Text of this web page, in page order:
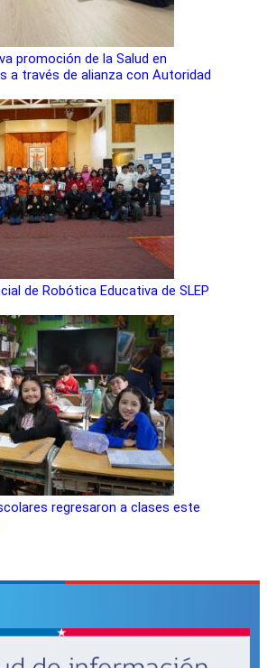
promoción de la Salud en
a través de alianza con Autoridad
de Robótica Educativa de SLEP
regresaron a clases este